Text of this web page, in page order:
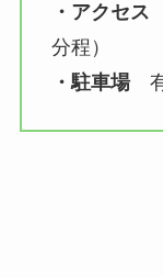
・アクセス
分程）
・駐車場